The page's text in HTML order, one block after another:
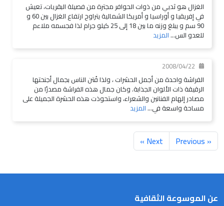
الغزال هو ثديي من ذوات الحوافر مجترة من فصيلة البقريات، تعيش
في إفريقيا و أوراسيا و أمريكا الشمالية يتراوح ارتفاع الغزال بين 60 و
90 سم و يبلغ وزنه ما بين 18 إلى 25 كيلو جرام لذا فجسمه ملاءم
للعدو الس...المزيد
2008/04/22
الفراشة واحدة من أجمل الحشرات ، ولذا فُتن الناس بجمال أجنحتها
الرقيقة ذات الألوان الجذابة. وكان جمال هذه الفراشة مصدرًا من
مصادر إلهام الفنانين والشعراء، واستحوذت هذه الحشرة الجميلة على
مساحة واسعة في...المزيد
« Previous
Next »
عن الموسوعة الثقافية